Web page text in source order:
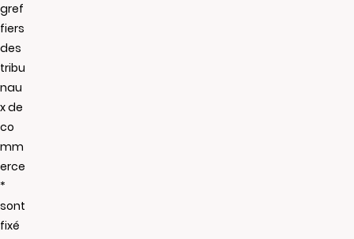
gref
fiers
des
tribu
nau
x de
co
mm
erce
*
sont
fixé